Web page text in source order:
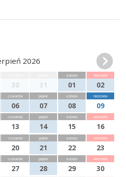
2026
30 31
sobota
01
niedziela
02
czwartek
06
piątek
07
sobota
08
niedziela
09
czwartek
13
piątek
14
sobota
15
niedziela
16
czwartek
20
piątek
21
sobota
22
niedziela
23
czwartek
27
piątek
28
sobota
29
niedziela
30